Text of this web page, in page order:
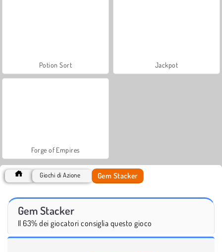
Potion Sort Jackpot
Forge of Empires
Giochi di Azione Gem Stacker
Gem Stacker
Il 63% dei giocatori consiglia questo gioco